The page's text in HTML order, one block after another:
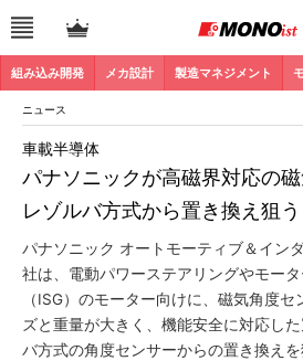
組み込み開発 メカ設計 製造マネジメント
ニュース
パナソニックが高磁界対応の磁
レゾルバ方式から置き換え狙う
車載半導体
パナソニック オートモーティブ＆イン
社は、電動パワーステアリングやモー
（ISG）のモーター向けに、磁気角度
ズと重量が大きく、機能安全に対応し
バ方式の角度センサーからの置き換えを